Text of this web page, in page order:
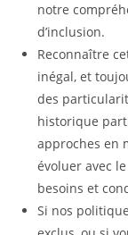
notre
d’inclusion.
Reconnaître
inégal, et
des
historique
approches en
évoluer avec
besoins et
Si nos